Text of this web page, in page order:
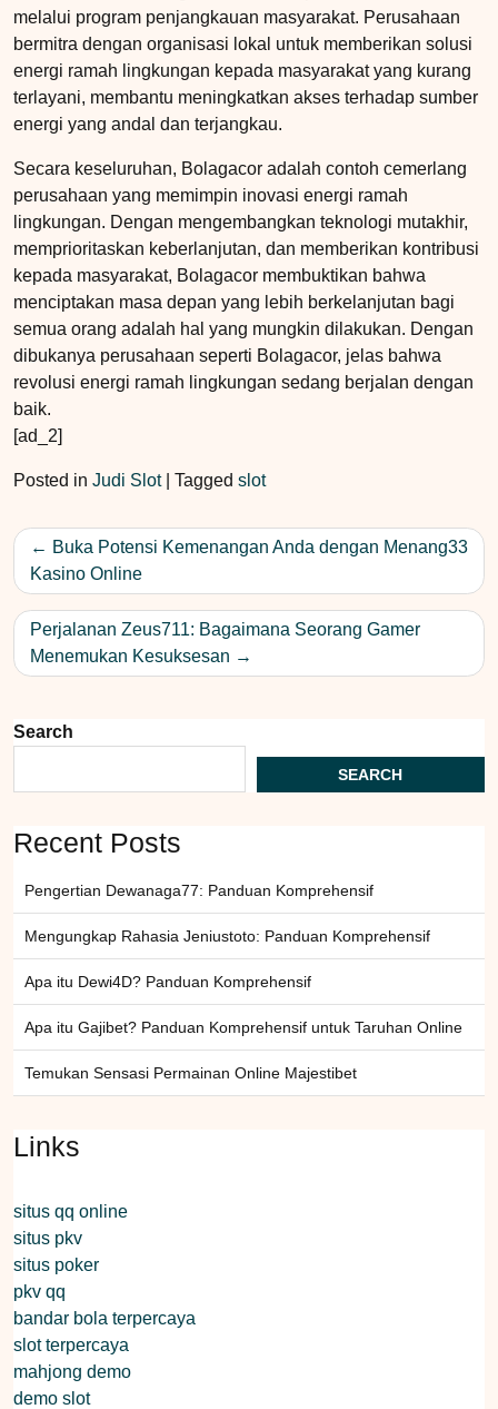
melalui program penjangkauan masyarakat. Perusahaan
bermitra dengan organisasi lokal untuk memberikan solusi
energi ramah lingkungan kepada masyarakat yang kurang
terlayani, membantu meningkatkan akses terhadap sumber
energi yang andal dan terjangkau.
Secara keseluruhan, Bolagacor adalah contoh cemerlang
perusahaan yang memimpin inovasi energi ramah
lingkungan. Dengan mengembangkan teknologi mutakhir,
memprioritaskan keberlanjutan, dan memberikan kontribusi
kepada masyarakat, Bolagacor membuktikan bahwa
menciptakan masa depan yang lebih berkelanjutan bagi
semua orang adalah hal yang mungkin dilakukan. Dengan
dibukanya perusahaan seperti Bolagacor, jelas bahwa
revolusi energi ramah lingkungan sedang berjalan dengan
baik.
[ad_2]
Posted in Judi Slot| Tagged slot
Post
navigation
Buka Potensi Kemenangan Anda dengan Menang33
Kasino Online
Perjalanan Zeus711: Bagaimana Seorang Gamer
Menemukan Kesuksesan
Search
SEARCH
Recent Posts
Pengertian Dewanaga77: Panduan Komprehensif
Mengungkap Rahasia Jeniustoto: Panduan Komprehensif
Apa itu Dewi4D? Panduan Komprehensif
Apa itu Gajibet? Panduan Komprehensif untuk Taruhan Online
Temukan Sensasi Permainan Online Majestibet
Links
situs qq online
situs pkv
situs poker
pkv qq
bandar bola terpercaya
slot terpercaya
mahjong demo
demo slot